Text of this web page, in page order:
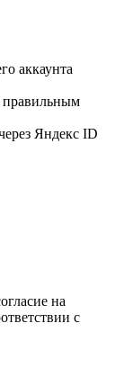
аккаунта
правильным
Яндекс ID
на
с